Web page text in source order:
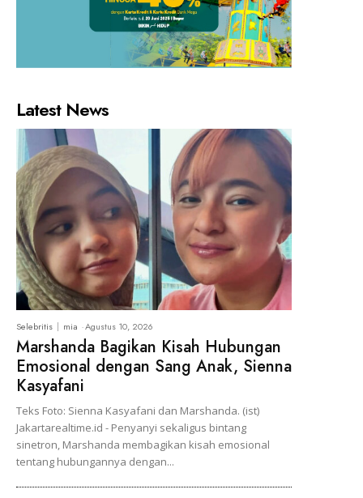
Latest News
Selebritis mia -Agustus 10, 2026
Marshanda Bagikan Kisah Hubungan
Emosional dengan Sang Anak, Sienna
Kasyafani
Teks Foto: Sienna Kasyafani dan Marshanda. (ist)
Jakartarealtime.id - Penyanyi sekaligus bintang
sinetron, Marshanda membagikan kisah emosional
tentang hubungannya dengan...